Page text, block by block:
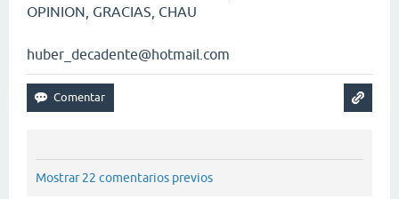
OPINION, GRACIAS, CHAU
huber_decadente@hotmail.com
Mostrar 22 comentarios previos